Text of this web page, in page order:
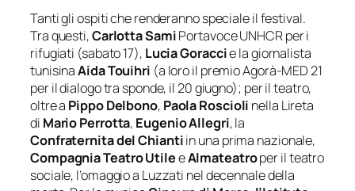
Tanti gli ospiti che renderanno speciale il festival.
Tra questi,Carlotta SamiPortavoce UNHCR per i
rifugiati (sabato 17), Lucia Goraccie la giornalista
tunisinaAida Touihri (a loro il premio Agorà-MED 21
per il dialogo tra sponde, il 20 giugno); per il teatro,
oltre a Pippo Delbono, Paola Roscioli nella Lireta
di Mario Perrotta, Eugenio Allegri, la
Confraternita del Chiantiin una prima nazionale,
Compagnia Teatro UtileeAlmateatroper il teatro
sociale, l’omaggio a Luzzati nel decennale della